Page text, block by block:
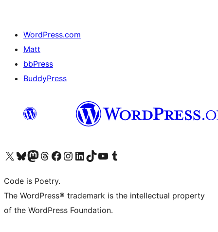
WordPress.com
Matt
bbPress
BuddyPress
Navštivte náš účet na X (dříve Twitter)
Navštivte náš Bluesky účetNavštivte náš účet Mastodon
Navštivte náš Threads účetNavštivte naši stránku na Facebooku
Navštivte náš Instagram účetNavštivte náš LinkedIn účetNavštivte náš TikTok účetNavštivte náš YouTube kanálNavštivte náš Tumblr účet
Code is Poetry.
The WordPress® trademark is the intellectual property
of the WordPress Foundation.